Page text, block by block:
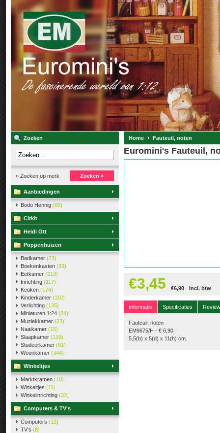
Zoeken
» Zoeken op merk Zoeken »
Aanbiedingen
Bodo Hennig (66)
Cirkit
Heidi Ott
Poppenhuizen
Badkamer (73)
Boekenkasten (29)
Eetkamer (213)
Inrichting (117)
Keuken (174)
Kinderkamer (110)
Verlichting (135)
Miniaturen 1:24 (24)
Muziekkamer (23)
Naaikamer (15)
Slaapkamer (139)
Studeerkamer (81)
Woonkamer (344)
Winkeltjes
Marktkramen (10)
Winkeltjes (11)
Winkelinrichting (33)
Computers & TV's
Computers (12)
TV's (8)
Home Fauteuil, noten
Euromini's Fauteuil,
€3,45 €6,90 Incl. btw
Informatie Specificaties
Fauteuil, noten
EM9675/H - € 6,90
5,5(b) x 5(d) x 11(h) cm.